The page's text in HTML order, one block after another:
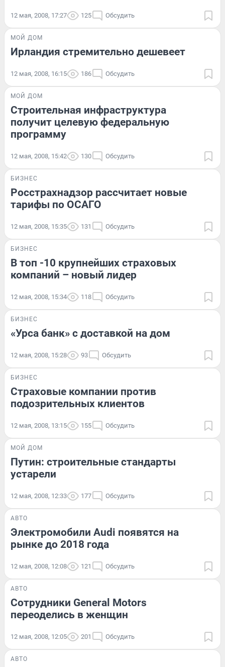
12 мая, 2008, 17:27 125 Обсудить
МОЙ ДОМ
Ирландия стремительно дешевеет
12 мая, 2008, 16:15 186 Обсудить
МОЙ ДОМ
Строительная инфраструктура
получит целевую федеральную
программу
12 мая, 2008, 15:42 130 Обсудить
БИЗНЕС
Росстрахнадзор рассчитает новые
тарифы по ОСАГО
12 мая, 2008, 15:35 131 Обсудить
БИЗНЕС
В топ -10 крупнейших страховых
компаний – новый лидер
12 мая, 2008, 15:34 118 Обсудить
БИЗНЕС
«Урса банк» с доставкой на дом
12 мая, 2008, 15:28 93 Обсудить
БИЗНЕС
Страховые компании против
подозрительных клиентов
12 мая, 2008, 13:15 155 Обсудить
МОЙ ДОМ
Путин: строительные стандарты
устарели
12 мая, 2008, 12:33 177 Обсудить
АВТО
Электромобили Audi появятся на
рынке до 2018 года
12 мая, 2008, 12:08 121 Обсудить
АВТО
Сотрудники General Motors
переоделись в женщин
12 мая, 2008, 12:05 201 Обсудить
АВТО